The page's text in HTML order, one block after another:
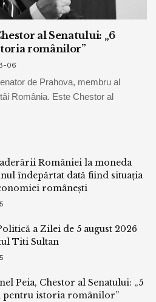
al Senatului: „6
românilor”
06
de Prahova, membru al
România. Este Chestor al
României la moneda
îndepărtat dată fiind situația
românești
a Zilei de 5 august 2026
Titi Sultan
Peia, Chestor al Senatului: „5
pentru istoria românilor”